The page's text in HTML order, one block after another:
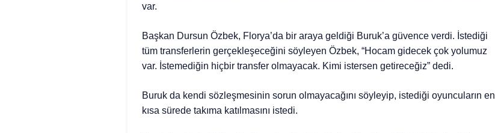
var.
Başkan Dursun Özbek, Florya’da bir araya geldiği Buruk’a güvence verdi. İstediği
tüm transferlerin gerçekleşeceğini söyleyen Özbek, “Hocam gidecek çok yolumuz
var. İstemediğin hiçbir transfer olmayacak. Kimi istersen getireceğiz” dedi.
Buruk da kendi sözleşmesinin sorun olmayacağını söyleyip, istediği oyuncuların en
kısa sürede takıma katılmasını istedi.